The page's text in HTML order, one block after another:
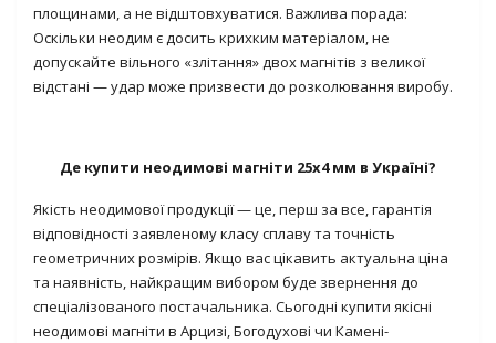
площинами, а не відштовхуватися. Важлива порада:
Оскільки неодим є досить крихким матеріалом, не
допускайте вільного «злітання» двох магнітів з великої
відстані — удар може призвести до розколювання виробу.
Де купити неодимові магніти 25х4 мм в Україні?
Якість неодимової продукції — це, перш за все, гарантія
відповідності заявленому класу сплаву та точність
геометричних розмірів. Якщо вас цікавить актуальна ціна
та наявність, найкращим вибором буде звернення до
спеціалізованого постачальника. Сьогодні купити якісні
неодимові магніти в Арцизі, Богодухові чи Камені-